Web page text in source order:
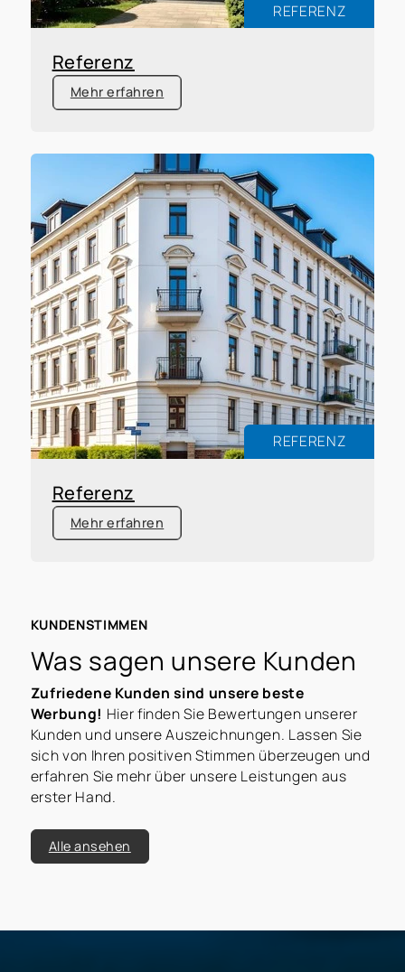
REFERENZ
Referenz
Mehr erfahren
REFERENZ
Referenz
Mehr erfahren
KUNDENSTIMMEN
Was sagen unsere Kunden
Zufriedene Kunden sind unsere beste
Werbung! Hier finden Sie Bewertungen unserer
Kunden und unsere Auszeichnungen. Lassen Sie
sich von Ihren positiven Stimmen überzeugen und
erfahren Sie mehr über unsere Leistungen aus
erster Hand.
Alle ansehen